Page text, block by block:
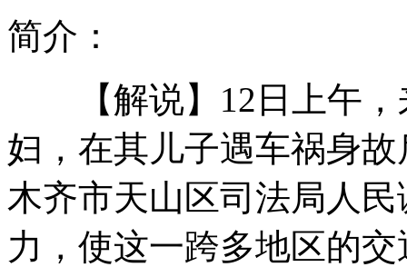
住建部:外来人员可申请公租房
孙燕姿不知怀孕 拍MV飞天又翻滚
简介：
【解说】12日上午，
妇，在其儿子遇车祸身
木齐市天山区司法局人
力，使这一跨多地区的